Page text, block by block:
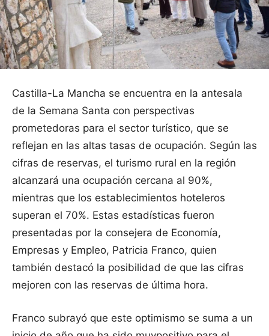
Castilla-La Mancha se encuentra en la antesala
de la Semana Santa con perspectivas
prometedoras para el sector turístico, que se
reflejan en las altas tasas de ocupación. Según las
cifras de reservas, el turismo rural en la región
alcanzará una ocupación cercana al 90%,
mientras que los establecimientos hoteleros
superan el 70%. Estas estadísticas fueron
presentadas por la consejera de Economía,
Empresas y Empleo, Patricia Franco, quien
también destacó la posibilidad de que las cifras
mejoren con las reservas de última hora.
Franco subrayó que este optimismo se suma a un